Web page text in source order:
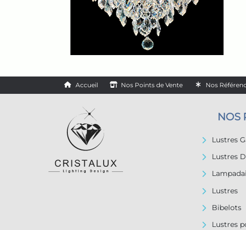
Accueil Nos Points de Vente Nos
NOS
Lustres
Lustres
Lustres
Bibelots
Lustres